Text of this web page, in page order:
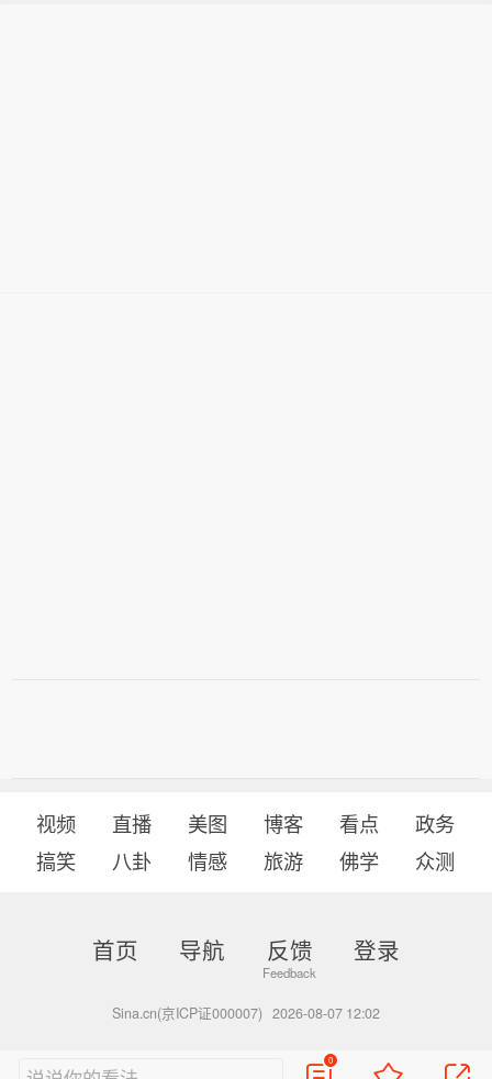
视频 直播 美图 博客 看点
政务
搞笑
八卦 情感 旅游 佛学 众测
首页 导航 反馈 登录
Sina.cn(京ICP证000007) 2026-08-07 12:02
0